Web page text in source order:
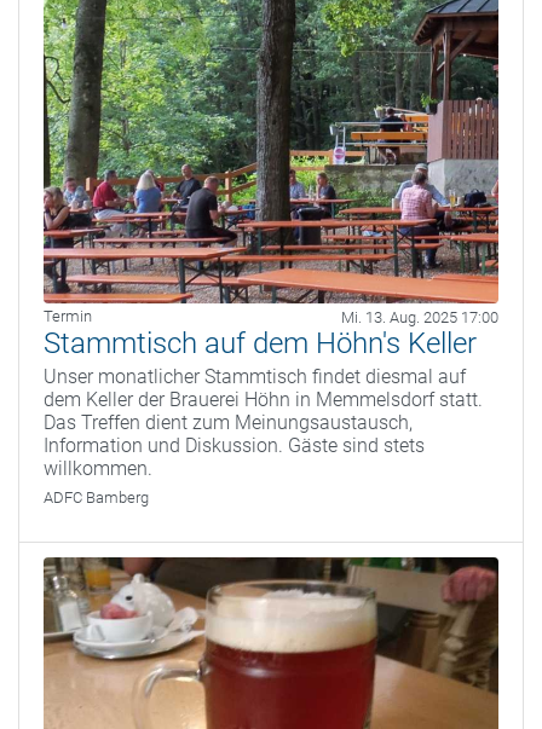
Termin Mi. 13. Aug. 2025 17:00
Stammtisch auf dem Höhn's Keller
Unser monatlicher Stammtisch findet diesmal auf
dem Keller der Brauerei Höhn in Memmelsdorf statt.
Das Treffen dient zum Meinungsaustausch,
Information und Diskussion. Gäste sind stets
willkommen.
ADFC Bamberg